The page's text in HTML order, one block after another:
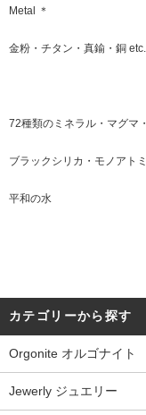
Metal ＊
金粉・チタン・真鍮・銅
72種類のミネラル・マグマ
ブラックシリカ・モノアト
平和の水
カテゴリーから探す
Orgonite オルゴナイト
Jewerly ジュエリー